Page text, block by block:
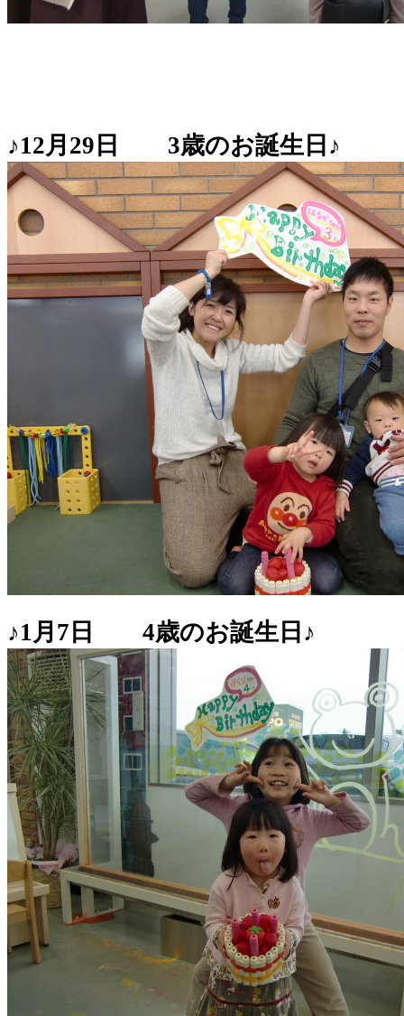
♪12月29日 3歳のお誕生日♪
♪1月7日 4歳のお誕生日♪